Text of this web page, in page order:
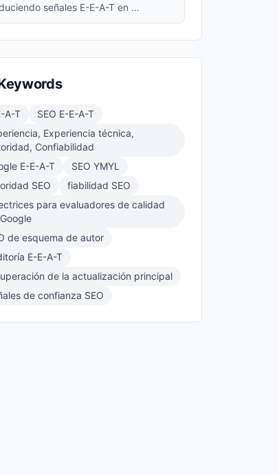
señales E-E-A-T en …
A-T
SEO E-E-A-T
Experiencia técnica,
Confiabilidad
E-E-A-T
SEO YMYL
SEO
fiabilidad SEO
para evaluadores de calidad
de esquema de autor
E-E-A-T
de la actualización principal
de confianza SEO